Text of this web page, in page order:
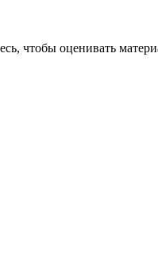
чтобы оценивать